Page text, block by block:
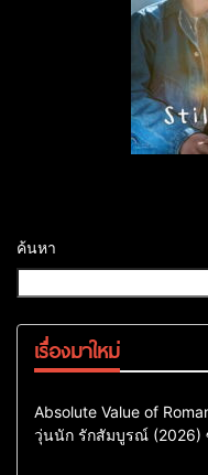
ค้นหา
เรื่องมาใหม่
Comedy
Drama
ซีรี่ย์เกาหลี
Absolute Value of
วุ่นนัก รักสัมบูรณ์ (2026)